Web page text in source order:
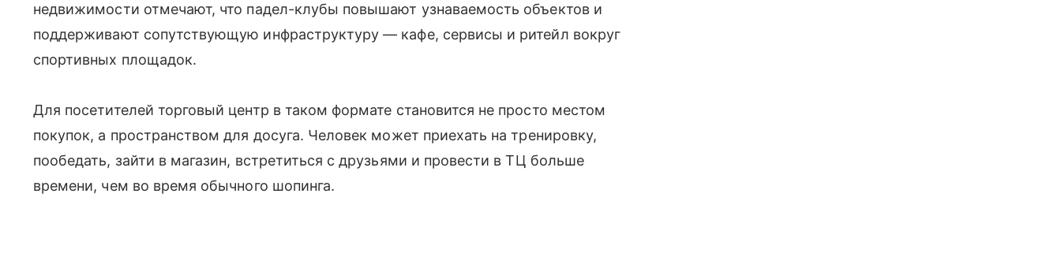
недвижимости отмечают, что падел-клубы повышают узнаваемость объектов и
поддерживают сопутствующую инфраструктуру — кафе, сервисы и ритейл вокруг
спортивных площадок.
Для посетителей торговый центр в таком формате становится не просто местом
покупок, а пространством для досуга. Человек может приехать на тренировку,
пообедать, зайти в магазин, встретиться с друзьями и провести в ТЦ больше
времени, чем во время обычного шопинга.